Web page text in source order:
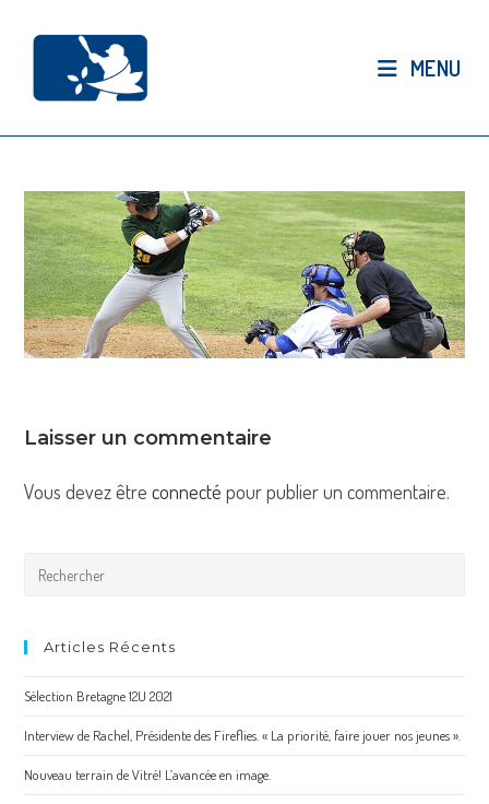
MENU
Laisser un commentaire
Vous devez êtreconnecté pour publier un commentaire.
Articles Récents
Sélection Bretagne 12U 2021
Interview de Rachel, Présidente des Fireflies. « La priorité, faire jouer nos jeunes ».
Nouveau terrain de Vitré! L’avancée en image.